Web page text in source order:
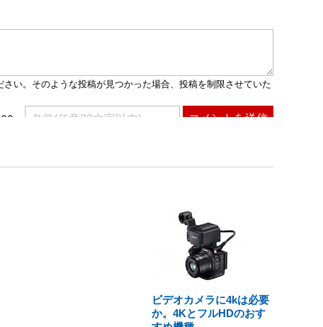
ビデオカメラに4kは必要
か。4KとフルHDのおす